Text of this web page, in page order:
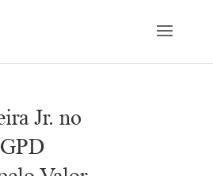
Jr. no